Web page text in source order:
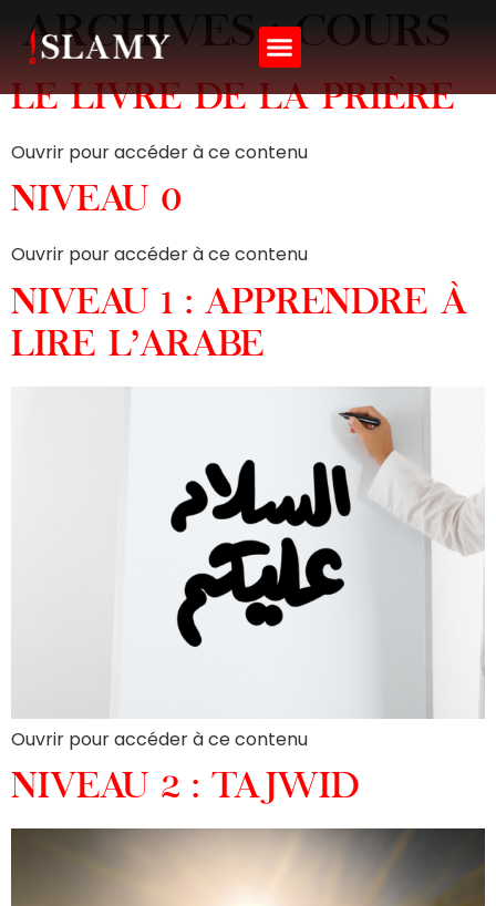
ARCHIVES :COURS
LE LIVRE DE LA PRIÈRE
Ouvrir pour accéder à ce contenu
NIVEAU 0
Ouvrir pour accéder à ce contenu
NIVEAU 1 : APPRENDRE À
LIRE L’ARABE
Ouvrir pour accéder à ce contenu
NIVEAU 2 : TAJWID